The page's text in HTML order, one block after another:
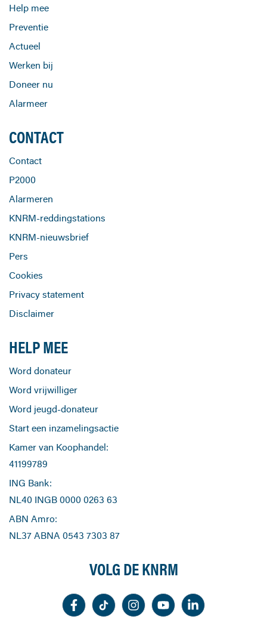
Help mee
Preventie
Actueel
Werken bij
Doneer nu
Alarmeer
CONTACT
Contact
P2000
Alarmeren
KNRM-reddingstations
KNRM-nieuwsbrief
Pers
Cookies
Privacy statement
Disclaimer
HELP MEE
Word donateur
Word vrijwilliger
Word jeugd-donateur
Start een inzamelingsactie
Kamer van Koophandel:
41199789
ING Bank:
NL40 INGB 0000 0263 63
ABN Amro:
NL37 ABNA 0543 7303 87
VOLG DE KNRM